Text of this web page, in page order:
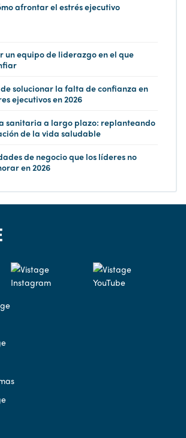
afrontar el estrés ejecutivo
un equipo de liderazgo en el que
solucionar la falta de confianza en
ejecutivos en 2026
sanitaria a largo plazo: replanteando
de la vida saludable
de negocio que los líderes no
en 2026